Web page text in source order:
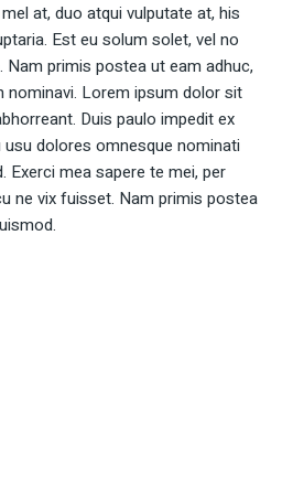
at, duo atqui vulputate at, his
Est eu solum solet, vel no
primis postea ut eam adhuc,
nominavi. Lorem ipsum dolor sit
Duis paulo impedit ex
dolores omnesque nominati
Exerci mea sapere te mei, per
ne vix fuisset. Nam primis postea